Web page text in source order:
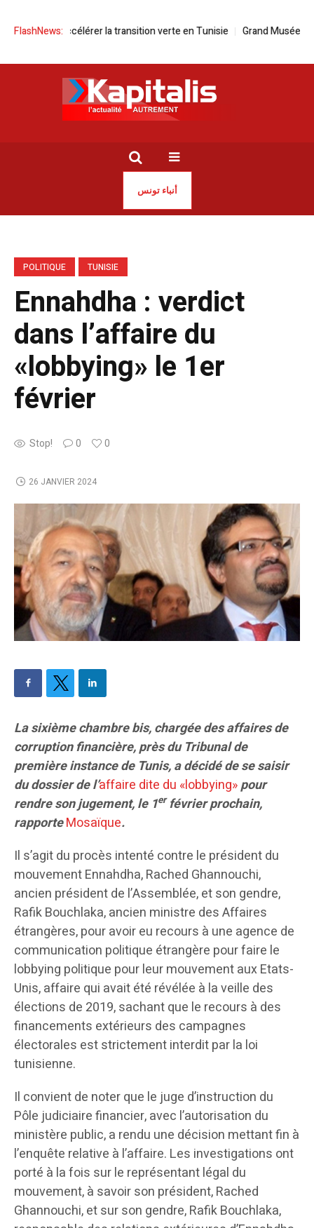
FlashNews:
pour accélérer la transition verte en Tunisie Grand Musée Égyptien
أنباء تونس
POLITIQUE TUNISIE
Ennahdha : verdict
dans l’affaire du
«lobbying» le 1er
février
Stop! 0 0
26 JANVIER 2024
La sixième chambre bis, chargée des affaires de
corruption financière, près du Tribunal de
première instance de Tunis, a décidé de se saisir
du dossier de l’affaire dite du «lobbying»pour
rendre son jugement, le 1erfévrier prochain,
rapporteMosaïque.
Il s’agit du procès intenté contre le président du
mouvement Ennahdha, Rached Ghannouchi,
ancien président de l’Assemblée, et son gendre,
Rafik Bouchlaka, ancien ministre des Affaires
étrangères, pour avoir eu recours à une agence de
communication politique étrangère pour faire le
lobbying politique pour leur mouvement aux Etats-
Unis, affaire qui avait été révélée à la veille des
élections de 2019, sachant que le recours à des
financements extérieurs des campagnes
électorales est strictement interdit par la loi
tunisienne.
Il convient de noter que le juge d’instruction du
Pôle judiciaire financier, avec l’autorisation du
ministère public, a rendu une décision mettant fin à
l’enquête relative à l’affaire. Les investigations ont
porté à la fois sur le représentant légal du
mouvement, à savoir son président, Rached
Ghannouchi, et sur son gendre, Rafik Bouchlaka,